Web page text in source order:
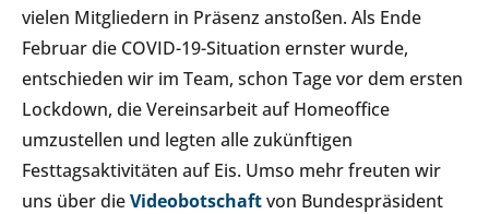
vielen Mitgliedern in Präsenz anstoßen. Als Ende
Februar die COVID-19-Situation ernster wurde,
entschieden wir im Team, schon Tage vor dem ersten
Lockdown, die Vereinsarbeit auf Homeoffice
umzustellen und legten alle zukünftigen
Festtagsaktivitäten auf Eis. Umso mehr freuten wir
uns über dieVideobotschaftvon Bundespräsident